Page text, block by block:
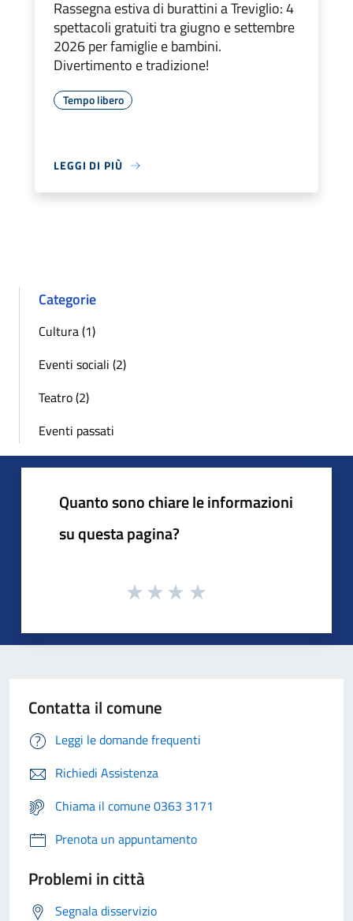
Rassegna estiva di burattini a Treviglio: 4
spettacoli gratuiti tra giugno e settembre
2026 per famiglie e bambini.
Divertimento e tradizione!
Tempo libero
LEGGI DI PIÙ
Categorie
Cultura (1)
Eventi sociali (2)
Teatro (2)
Eventi passati
Quanto sono chiare le informazioni
su questa pagina?
Contatta il comune
Leggi le domande frequenti
Richiedi Assistenza
Chiama il comune 0363 3171
Prenota un appuntamento
Problemi in città
Segnala disservizio